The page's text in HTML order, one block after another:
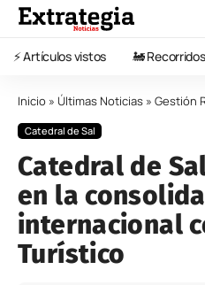
⚡️ Artículos vistos 🚂
Inicio » Últimas Noticias » Gestión
Catedral de Sal
Catedral de
en la
internacional
Turístico